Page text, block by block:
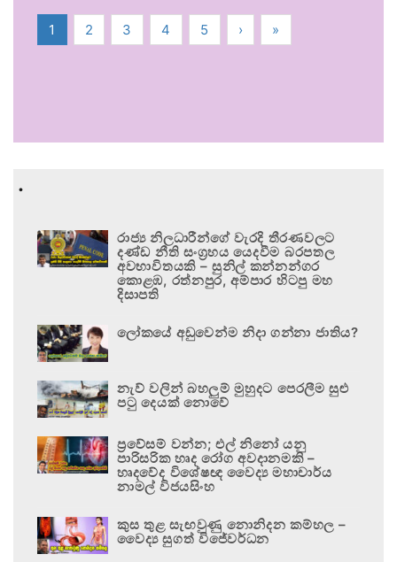
1 2 3 4 5 › »
.
රාජ්‍ය නිලධාරීන්ගේ වැරදි තීරණවලට
දණ්ඩ නීති සංග්‍රහය යෙදවීම බරපතල
අවභාවිතයකි – සුනිල් කන්නන්ගර
කොළඹ, රත්නපුර, අම්පාර හිටපු මහ
දිසාපති
ලෝකයේ අඩුවෙන්ම නිදා ගන්නා ජාතිය?
නැව් වලින් බහලුම් මුහුදට පෙරලීම සුළු
පටු දෙයක් නොවේ
ප්‍රවේසම් වන්න; එල් නිනෝ යනු
පාරිසරික හෘද රෝග අවදානමකි –
හෘදවේද විශේෂඥ වෛද්‍ය මහාචාර්ය
නාමල් විජයසිංහ
කුස තුළ සැඟවුණු නොනිදන කම්හල –
වෛද්‍ය සුගත් විජේවර්ධන